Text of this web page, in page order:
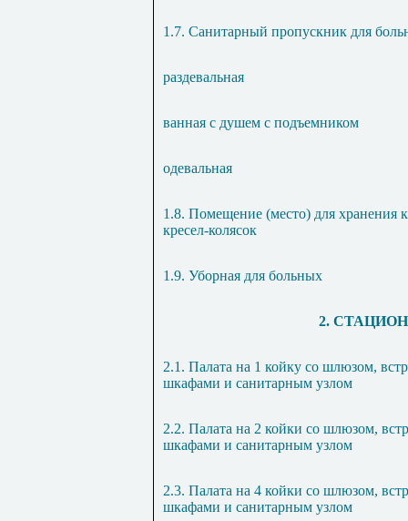
1.7. Санитарный пропускник для
раздевальная
ванная с душем с подъемником
одевальная
1.8. Помещение (место) для хранения
кресел-колясок
1.9. Уборная для больных
2.
2.1. Палата на 1 койку со шлюзом,
шкафами и санитарным узлом
2.2. Палата на 2 койки со шлюзом,
шкафами и санитарным узлом
2.3. Палата на 4 койки со шлюзом,
шкафами и санитарным узлом